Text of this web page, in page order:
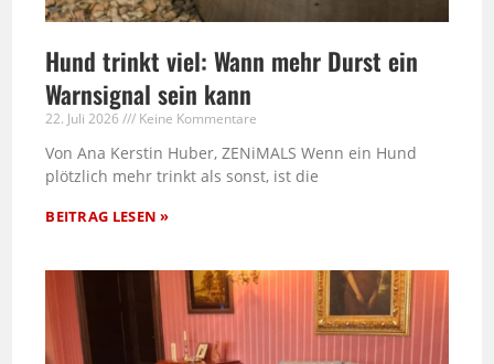
Hund trinkt viel: Wann mehr Durst ein
Warnsignal sein kann
22. Juli 2026 Keine Kommentare
Von Ana Kerstin Huber, ZENiMALS Wenn ein Hund
plötzlich mehr trinkt als sonst, ist die
BEITRAG LESEN »